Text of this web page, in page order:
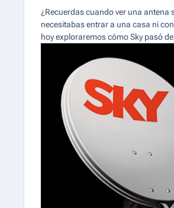
¿Recuerdas cuando ver una antena
necesitabas entrar a una casa ni
hoy exploraremos cómo Sky pasó